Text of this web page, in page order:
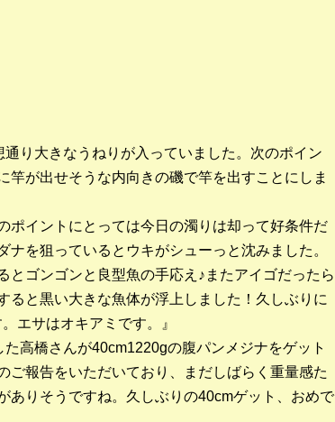
り大きなうねりが入っていました。次のポイン
竿が出せそうな内向きの磯で竿を出すことにしま
ポイントにとっては今日の濁りは却って好条件だ
を狙っているとウキがシューっと沈みました。
とゴンゴンと良型魚の手応え♪またアイゴだったら
ると黒い大きな魚体が浮上しました！久しぶりに
エサはオキアミです。』
高橋さんが40cm1220gの腹パンメジナをゲット
ご報告をいただいており、まだしばらく重量感た
ありそうですね。久しぶりの40cmゲット、おめで